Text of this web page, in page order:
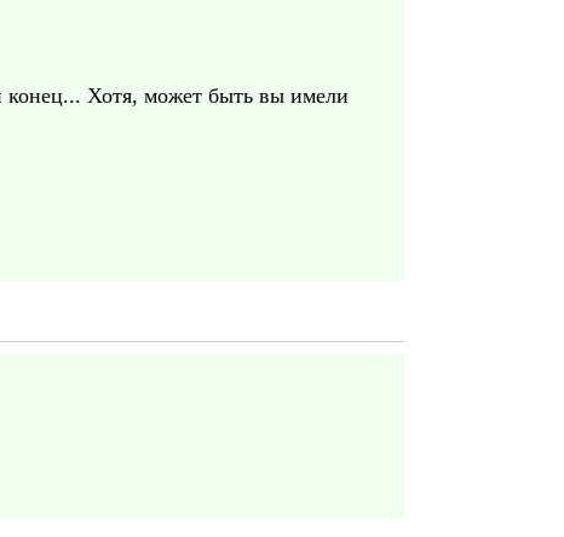
конец... Хотя, может быть вы имели